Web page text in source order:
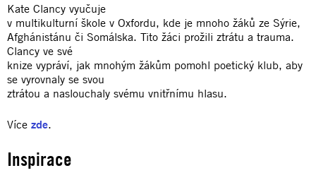
Kate Clancy vyučuje
v multikulturní škole v Oxfordu, kde je mnoho žáků ze Sýrie,
Afghánistánu či Somálska. Tito žáci prožili ztrátu a trauma.
Clancy ve své
knize vypráví, jak mnohým žákům pomohl poetický klub, aby
se vyrovnaly se svou
ztrátou a naslouchaly svému vnitřnímu hlasu.
Více zde.
Inspirace